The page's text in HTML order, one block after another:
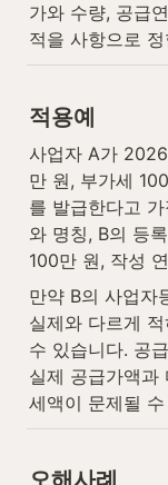
가와 수량, 공급
적을 사항으로
적용예
사업자 A가
만 원, 부가세
를 발급한다고
와 명칭, B의 등
100만 원, 작성
만약 B의 사업자
실제와 다르게
수 있습니다. 공
실제 공급가액과
세액이 문제될
오해사례